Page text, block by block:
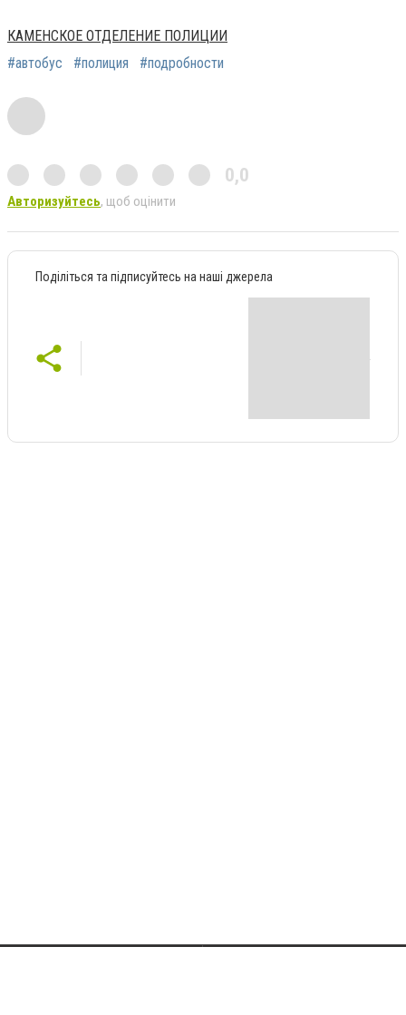
КАМЕНСКОЕ ОТДЕЛЕНИЕ ПОЛИЦИИ
#автобус
#полиция #подробности
0,0
Авторизуйтесь, щоб оцінити
Поділіться та підписуйтесь на наші джерела